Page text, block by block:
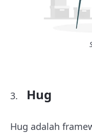
Hug
Hug adalah